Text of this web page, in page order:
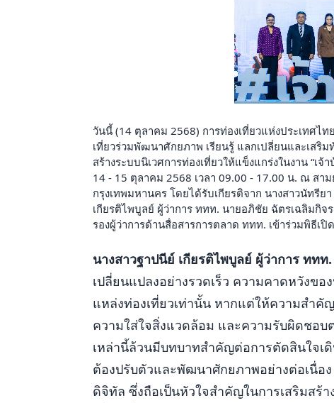
วันนี้ (14 ตุลาคม 2568) การท่องเที่ยวแห่งประเทศไ
เที่ยวร่วมพัฒนาศักยภาพ เรียนรู้ แลกเปลี่ยนและเสริ
สร้างระบบนิเวศการท่องเที่ยวให้แข็งแกร่งในงาน “เ
14 - 15 ตุลาคม 2568 เวลา 09.00 - 17.00 น. ณ ส
กรุงเทพมหานคร โดยได้รับเกียรติจาก นางสาวนัทรีย
เกียรติไพบูลย์ ผู้ว่าการ ททท. นายอภิชัย ฉัตรเฉลิมกิ
รองผู้ว่าการด้านสื่อสารการตลาด ททท. เข้าร่วมพิธีเปิ
นางสาวฐาปนีย์ เกียรติไพบูลย์ ผู้ว่าการ ททท.
เปลี่ยนแปลงอย่างรวดเร็ว ความคาดหวังข
แหล่งท่องเที่ยวเท่านั้น หากแต่ให้ความสำ
ความใส่ใจสิ่งแวดล้อม และความรับผิดชอ
เหล่านี้ล้วนมีบทบาทสำคัญต่อการตัดสินใจเ
ต้องปรับตัวและพัฒนาศักยภาพอย่างต่อเนื่อ
ดิจิทัล ซึ่งถือเป็นหัวใจสำคัญในการเสริมสร้